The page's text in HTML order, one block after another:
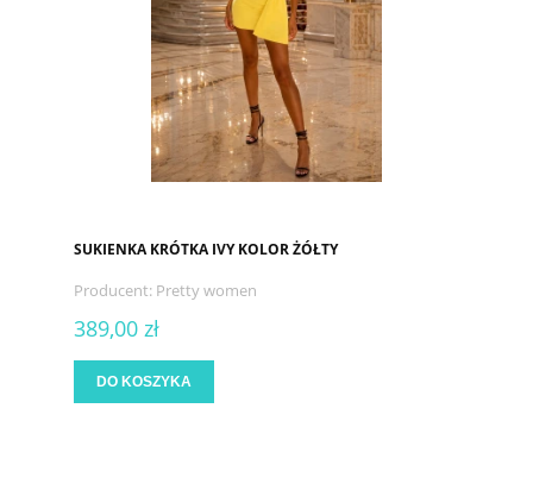
SUKIENKA KRÓTKA IVY KOLOR ŻÓŁTY
Producent: Pretty women
389,00 zł
DO KOSZYKA